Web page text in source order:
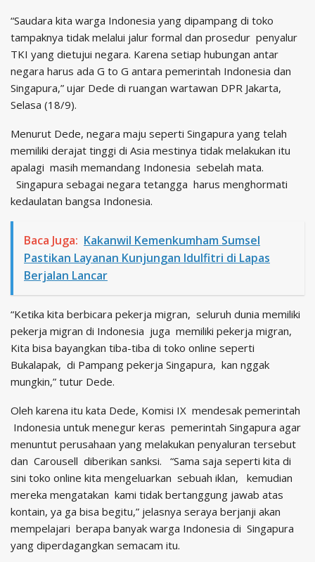
“Saudara kita warga Indonesia yang dipampang di toko
tampaknya tidak melalui jalur formal dan prosedur penyalur
TKI yang dietujui negara. Karena setiap hubungan antar
negara harus ada G to G antara pemerintah Indonesia dan
Singapura,” ujar Dede di ruangan wartawan DPR Jakarta,
Selasa (18/9).
Menurut Dede, negara maju seperti Singapura yang telah
memiliki derajat tinggi di Asia mestinya tidak melakukan itu
apalagi masih memandang Indonesia sebelah mata.
Singapura sebagai negara tetangga harus menghormati
kedaulatan bangsa Indonesia.
Baca Juga: Kakanwil Kemenkumham Sumsel
Pastikan Layanan Kunjungan Idulfitri di Lapas
Berjalan Lancar
“Ketika kita berbicara pekerja migran, seluruh dunia memiliki
pekerja migran di Indonesia juga memiliki pekerja migran,
Kita bisa bayangkan tiba-tiba di toko online seperti
Bukalapak, di Pampang pekerja Singapura, kan nggak
mungkin,” tutur Dede.
Oleh karena itu kata Dede, Komisi IX mendesak pemerintah
Indonesia untuk menegur keras pemerintah Singapura agar
menuntut perusahaan yang melakukan penyaluran tersebut
dan Carousell diberikan sanksi. “Sama saja seperti kita di
sini toko online kita mengeluarkan sebuah iklan, kemudian
mereka mengatakan kami tidak bertanggung jawab atas
kontain, ya ga bisa begitu,” jelasnya seraya berjanji akan
mempelajari berapa banyak warga Indonesia di Singapura
yang diperdagangkan semacam itu.